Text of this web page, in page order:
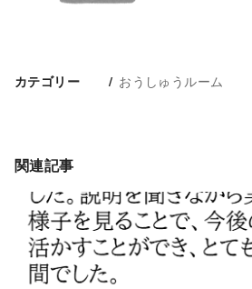
カテゴリー おうしゅうルーム
関連記事